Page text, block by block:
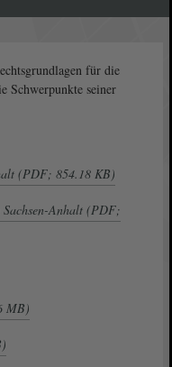
für die
Schwerpunkte seiner
(PDF; 854.18 KB)
Sachsen-Anhalt (PDF;
MB)